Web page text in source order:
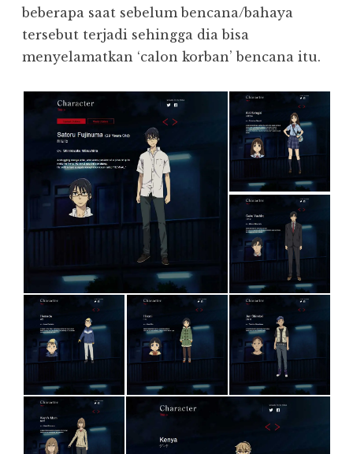
beberapa saat sebelum bencana/bahaya
tersebut terjadi sehingga dia bisa
menyelamatkan ‘calon korban’ bencana itu.